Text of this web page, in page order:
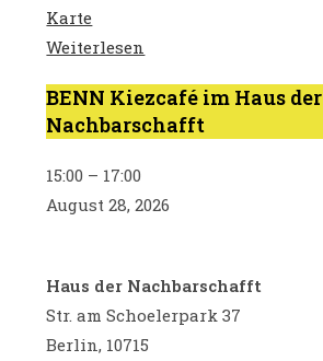
KarteGU
Brabanter
11-
12
Weiterlesen
BENN
Kiezcafé
Haus
der
BENN Kiezcafé im Haus der
Nachbarschafft
15:00 – 17:00
August 28, 2026
Haus der Nachbarschafft
Str. am Schoelerpark 37
Berlin, 10715